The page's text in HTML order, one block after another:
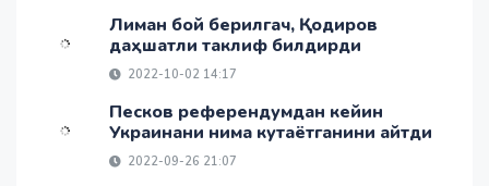
Лиман бой берилгач, Қодиров
даҳшатли таклиф билдирди
2022-10-02 14:17
Песков референдумдан кейин
Украинани нима кутаётганини айтди
2022-09-26 21:07